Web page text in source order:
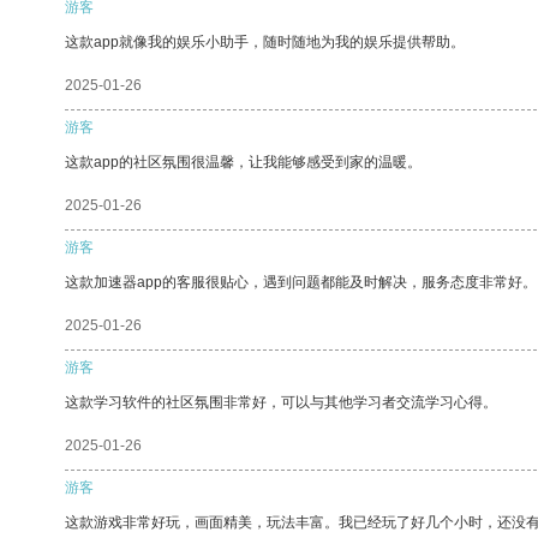
游客
这款app就像我的娱乐小助手，随时随地为我的娱乐提供帮助。
2025-01-26
游客
这款app的社区氛围很温馨，让我能够感受到家的温暖。
2025-01-26
游客
这款加速器app的客服很贴心，遇到问题都能及时解决，服务态度非常好。
2025-01-26
游客
这款学习软件的社区氛围非常好，可以与其他学习者交流学习心得。
2025-01-26
游客
这款游戏非常好玩，画面精美，玩法丰富。我已经玩了好几个小时，还没